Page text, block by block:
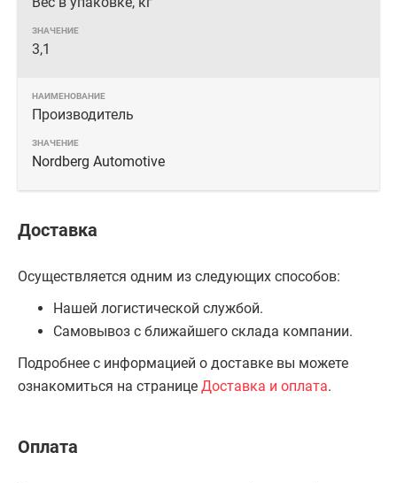
3,1
Производитель
Nordberg Automotive
Доставка
Осуществляется одним из следующих способов:
Нашей логистической службой.
Самовывоз с ближайшего склада компании.
Подробнее с информацией о доставке вы можете
ознакомиться на странице Доставка и оплата.
Оплата